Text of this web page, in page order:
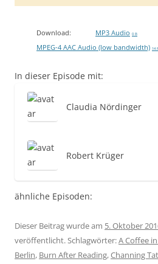
Download: MP3 Audio 0 B
MPEG-4 AAC Audio (low bandwidth) 14
In dieser Episode mit:
Claudia Nördinger
Robert Krüger
ähnliche Episoden:
Dieser Beitrag wurde am 5. Oktober
veröffentlicht. Schlagwörter:A Coffee
Berlin, Burn After Reading,Channing